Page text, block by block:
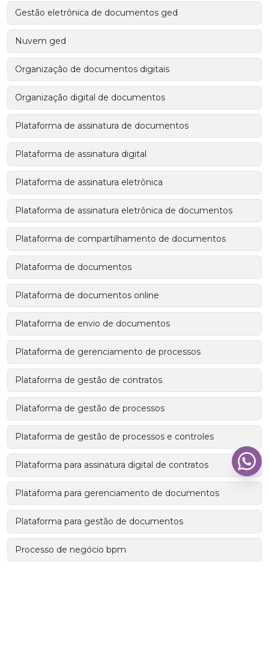
Gestão eletrônica de documentos ged
Nuvem ged
Organização de documentos digitais
Organização digital de documentos
Plataforma de assinatura de documentos
Plataforma de assinatura digital
Plataforma de assinatura eletrônica
Plataforma de assinatura eletrônica de documentos
Plataforma de compartilhamento de documentos
Plataforma de documentos
Plataforma de documentos online
Plataforma de envio de documentos
Plataforma de gerenciamento de processos
Plataforma de gestão de contratos
Plataforma de gestão de processos
Plataforma de gestão de processos e controles
Plataforma para assinatura digital de contratos
Plataforma para gerenciamento de documentos
Plataforma para gestão de documentos
Processo de negócio bpm